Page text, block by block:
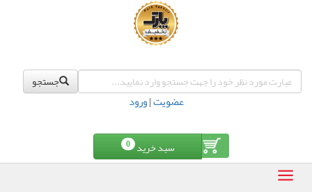
جستجو
عضویت|ورود
سبد خرید 0